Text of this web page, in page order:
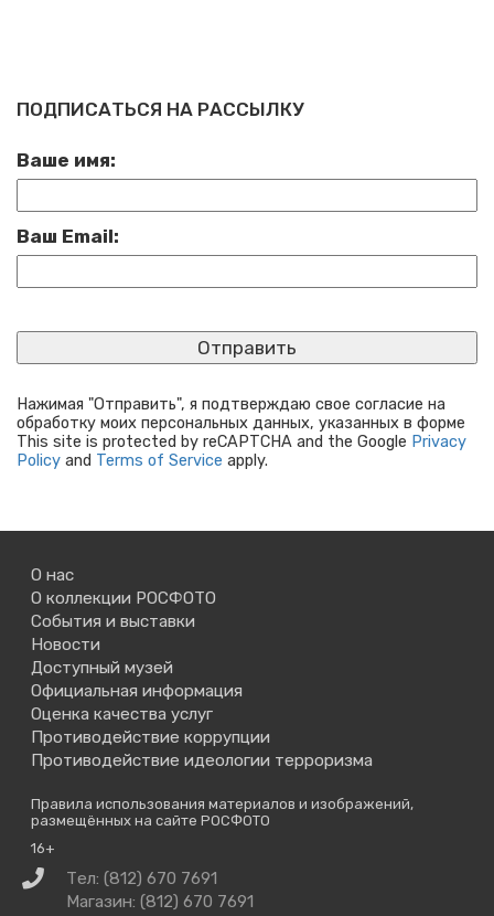
ПОДПИСАТЬСЯ НА РАССЫЛКУ
Ваше имя:
Ваш Email:
Нажимая "Отправить", я подтверждаю свое согласие на
обработку моих персональных данных, указанных в форме
This site is protected by reCAPTCHA and the Google Privacy
Policy and Terms of Service apply.
О нас
О коллекции РОСФОТО
События и выставки
Новости
Доступный музей
Официальная информация
Оценка качества услуг
Противодействие коррупции
Противодействие идеологии терроризма
Правила использования материалов и изображений,
размещённых на сайте РОСФОТО
16+
Связаться
Тел: (812) 670 7691
Магазин: (812) 670 7691